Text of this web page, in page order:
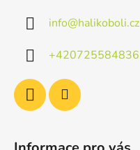
info@halikoboli.cz
+420725584836